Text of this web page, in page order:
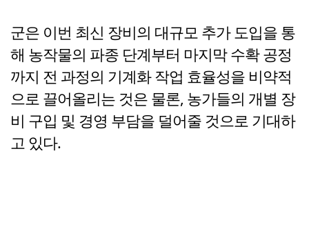
군은 이번 최신 장비의 대규모 추가 도입을 통
해 농작물의 파종 단계부터 마지막 수확 공정
까지 전 과정의 기계화 작업 효율성을 비약적
으로 끌어올리는 것은 물론, 농가들의 개별 장
비 구입 및 경영 부담을 덜어줄 것으로 기대하
고 있다.